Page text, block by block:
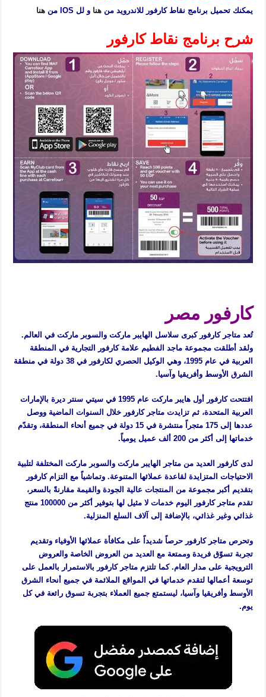
يمكنك تحميل برنامج نقاط كارفور للاندرويد من هناو لل IOS من هنا
شرح برنامج نقاط كارفور
كارفور مصر
تُعد متاجر كارفور كبرى سلاسل الهايبر ماركت والسوبر ماركت في العالم.
ولقد أطلقت مجموعة ماجد الفطيم علامة كارفور التجارية في المنطقة
العربية في عام 1995، وهي الوكيل الحصري لكارفور في 38 دولة في منطقة
الشرق الأوسط وأفريقيا وآسيا.
افتتحت كارفور أول هايبر ماركت عام 1995 في سيتي سنتر ديرة بالإمارات
العربية المتحدة، ثم تزايدت متاجر كارفور خلال السنوات الماضية ووصل
عددها إلى 175 متجراً منتشرة في 15 دولة في جميع أنحاء المنطقة، وتقدّم
خدماتها إلى أكثر من 200 ألف عميل يومياً.
لدى كارفور العديد من متاجر الهايبر ماركت والسوبر ماركت المختلفة لتلبية
الاحتياجات المتزايدة لقاعدة عملائها المتنوعة. وتماشياً مع التزام كارفور
بتقديم أكبر مجموعة من المنتجات عالية الجودة والقيمة مقارنةً بالسعر،
تقدم متاجر كارفور اليوم خدمات لا مثيل لها بتوفير أكثر من 100000 منتج
غذائي وغير غذائي، بالإضافة إلى آلاف السلع المنزلية.
وتحرص متاجر كارفور حرصاً شديداً على مكافأة عملائها الأوفياء وتقديم
تجربة تسوّق فريدة وممتعة مع العديد من العروض الخاصة والعروض
الترويجية على مدار العام. كما تلتزم متاجر كارفور بالاستمرار بالعمل على
توسعة أعمالها لتقدم خدماتها في المواقع الملائمة في جميع أنحاء الشرق
الأوسط وأفريقيا وآسيا، ليستمتع جميع العملاء بتجربة تسوق رائعة في كل
يوم.